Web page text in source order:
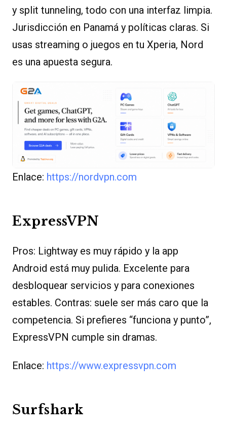
y split tunneling, todo con una interfaz limpia.
Jurisdicción en Panamá y políticas claras. Si
usas streaming o juegos en tu Xperia, Nord
es una apuesta segura.
Enlace: https://nordvpn.com
ExpressVPN
Pros: Lightway es muy rápido y la app
Android está muy pulida. Excelente para
desbloquear servicios y para conexiones
estables. Contras: suele ser más caro que la
competencia. Si prefieres “funciona y punto”,
ExpressVPN cumple sin dramas.
Enlace: https://www.expressvpn.com
Surfshark